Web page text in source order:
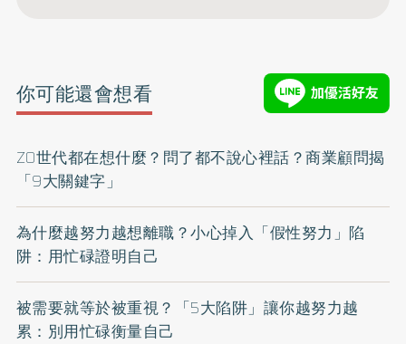
你可能還會想看
Z0世代都在想什麼？問了都不說心裡話？商業顧問揭
「9大關鍵字」
為什麼越努力越想離職？小心掉入「假性努力」陷
阱：用忙碌證明自己
被需要就等於被重視？「5大陷阱」讓你越努力越
累：別用忙碌衡量自己